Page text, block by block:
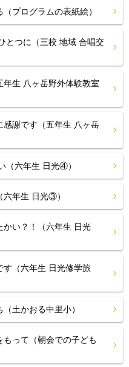
プログラムの表紙絵）
つに（三校 地域 合唱交
生 八ヶ岳野外体験教室
謝です（五年生 八ヶ岳
（六年生 日光④）
年生 日光③）
い？！（六年生 日光
（六年生 日光修学旅
土かおる中里小）
って（朝会での子ども